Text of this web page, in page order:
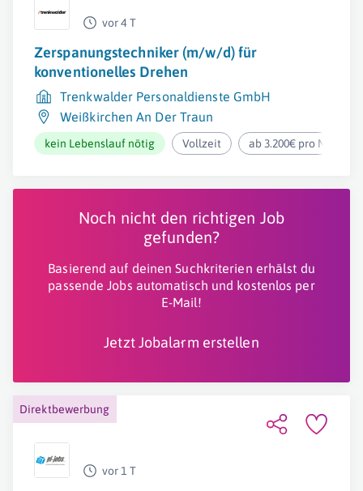
vor 4 T
Zerspanungstechniker (m/w/d) für
konventionelles Drehen
Trenkwalder Personaldienste GmbH
Weißkirchen An Der Traun
kein Lebenslauf nötig Vollzeit ab 3.200€ pro Monat
Noch nicht den richtigen Job
gefunden?
Basierend auf deinen Suchkriterien erhälst du
passende Jobs automatisch und kostenlos per
E-Mail!
Jetzt Jobalarm erstellen
Direktbewerbung
vor 1 T